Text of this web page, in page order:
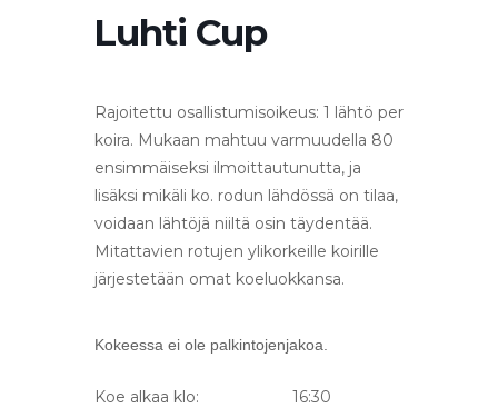
Luhti Cup
Rajoitettu osallistumisoikeus: 1 lähtö per
koira. Mukaan mahtuu varmuudella 80
ensimmäiseksi ilmoittautunutta, ja
lisäksi mikäli ko. rodun lähdössä on tilaa,
voidaan lähtöjä niiltä osin täydentää.
Mitattavien rotujen ylikorkeille koirille
järjestetään omat koeluokkansa.
Kokeessa ei ole palkintojenjakoa.
Koe alkaa klo:
16:30